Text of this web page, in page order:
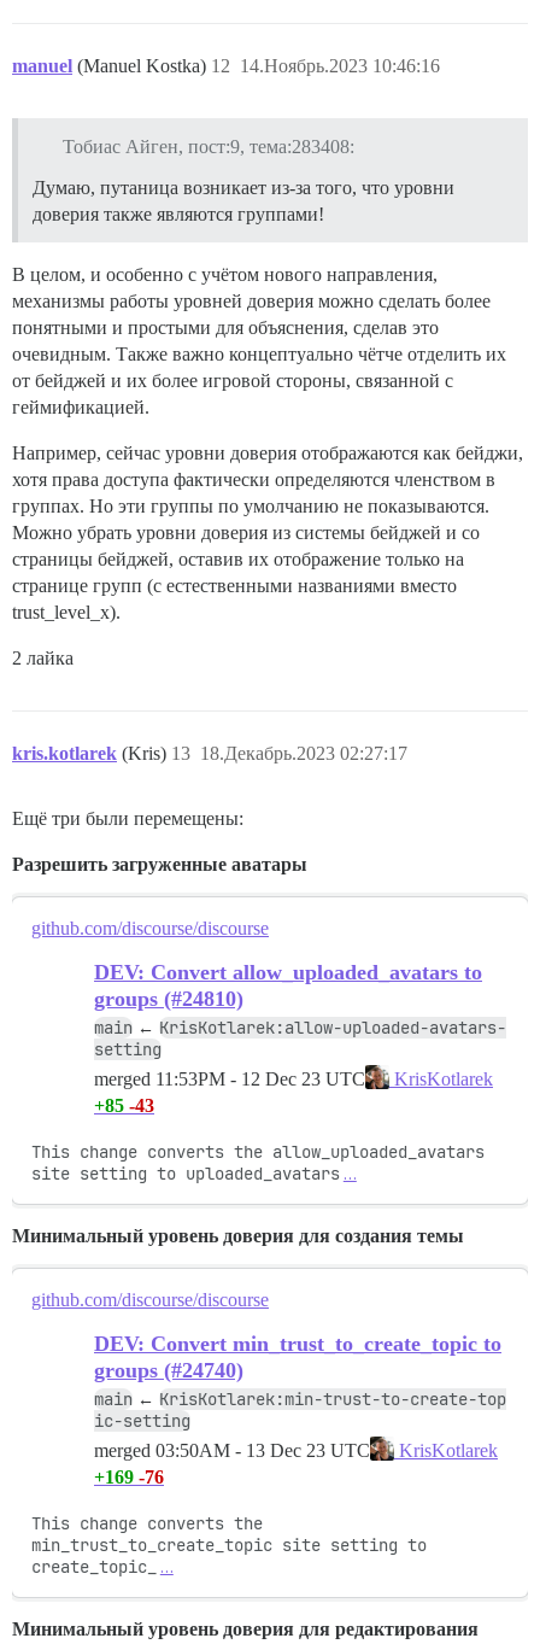
manuel (Manuel Kostka) 14.Ноябрь.2023 10:46:16
12
Тобиас Айген, пост:9, тема:283408:
Думаю, путаница возникает из-за того, что уровни
доверия также являются группами!
В целом, и особенно с учётом нового направления,
механизмы работы уровней доверия можно сделать более
понятными и простыми для объяснения, сделав это
очевидным. Также важно концептуально чётче отделить их
от бейджей и их более игровой стороны, связанной с
геймификацией.
Например, сейчас уровни доверия отображаются как бейджи,
хотя права доступа фактически определяются членством в
группах. Но эти группы по умолчанию не показываются.
Можно убрать уровни доверия из системы бейджей и со
страницы бейджей, оставив их отображение только на
странице групп (с естественными названиями вместо
trust_level_x).
2 лайка
kris.kotlarek (Kris) 18.Декабрь.2023 02:27:17
13
Ещё три были перемещены:
Разрешить загруженные аватары
github.com/discourse/discourse
DEV: Convert allow_uploaded_avatars to
groups (#24810)
main ← KrisKotlarek:allow-uploaded-avatars-
setting
merged 11:53PM - 12 Dec 23 UTC
KrisKotlarek
+85 -43
This change converts the allow_uploaded_avatars
site setting to uploaded_avatars …
Минимальный уровень доверия для создания темы
github.com/discourse/discourse
DEV: Convert min_trust_to_create_topic to
groups (#24740)
main ← KrisKotlarek:min-trust-to-create-top
ic-setting
merged 03:50AM - 13 Dec 23 UTC
KrisKotlarek
+169 -76
This change converts the
min_trust_to_create_topic site setting to
create_topic_
…
Минимальный уровень доверия для редактирования